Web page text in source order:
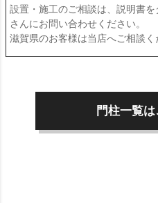
設置・施工のご相談は、説明書
さんにお問い合わせください。
滋賀県のお客様は当店へご相談く
門柱一覧